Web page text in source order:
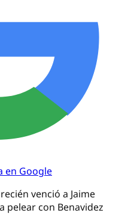
en Google
venció a Jaime
pelear con Benavidez